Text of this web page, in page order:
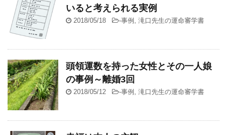
いると考えられる実例
2018/05/18 -事例 滝口先生の運命審学書
頭領運数を持った女性とその一人娘
の事例～離婚3回
2018/05/12 -事例 滝口先生の運命審学書